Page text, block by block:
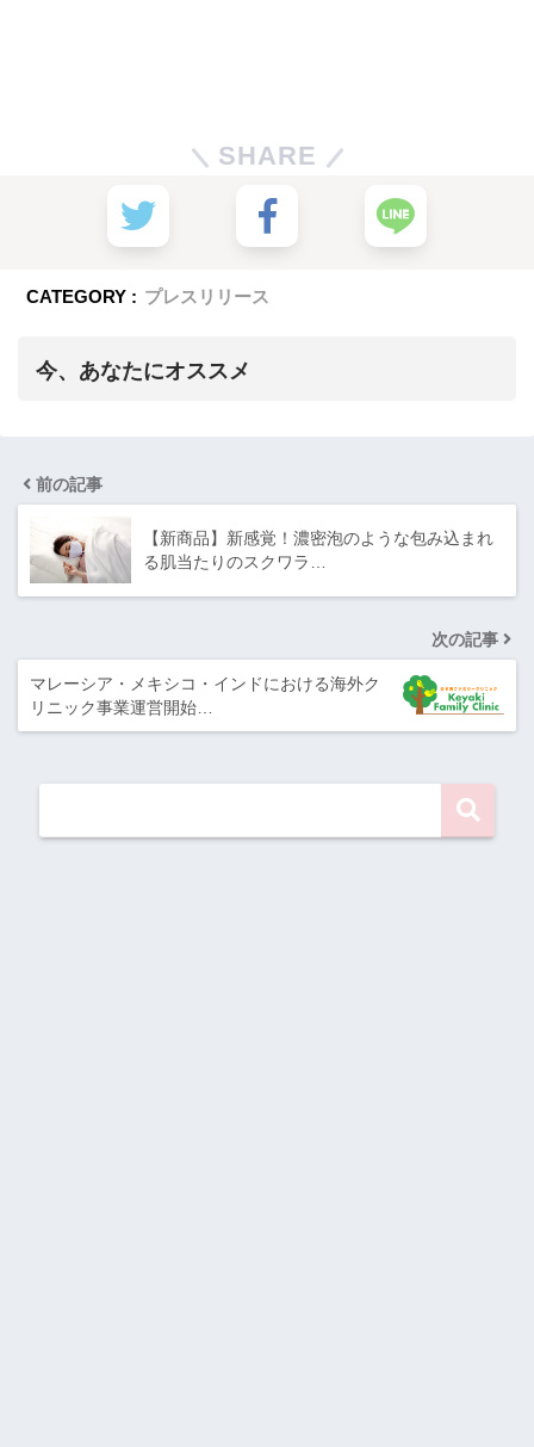
SHARE
CATEGORY : プレスリリース
今、あなたにオススメ
前の記事
【新商品】新感覚！濃密泡のような包み込まれ
る肌当たりのスクワラ…
次の記事
マレーシア・メキシコ・インドにおける海外ク
リニック事業運営開始…